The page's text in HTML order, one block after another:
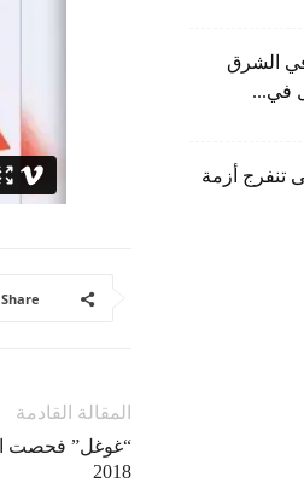
Share
المقالة القادمة
2018
الشرق
في...
تنفرج أزمة